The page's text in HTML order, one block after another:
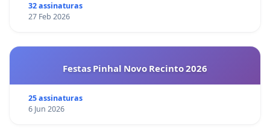
32 assinaturas
27 Feb 2026
Festas Pinhal Novo Recinto 2026
25 assinaturas
6 Jun 2026